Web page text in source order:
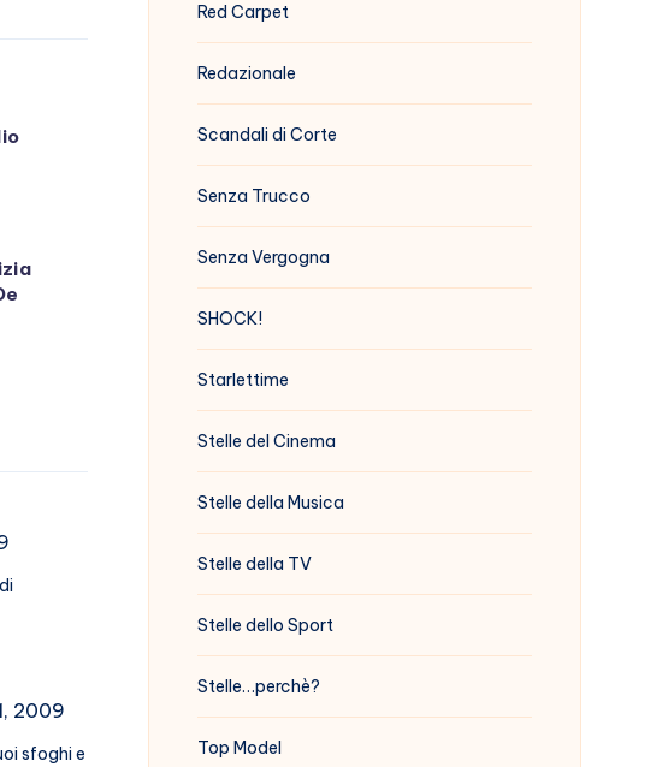
2009
sfoghi e
Red Carpet
Redazionale
Scandali di Corte
Senza Trucco
Senza Vergogna
SHOCK!
Starlettime
Stelle del Cinema
Stelle della Musica
Stelle della TV
Stelle dello Sport
Stelle…perchè?
Top Model